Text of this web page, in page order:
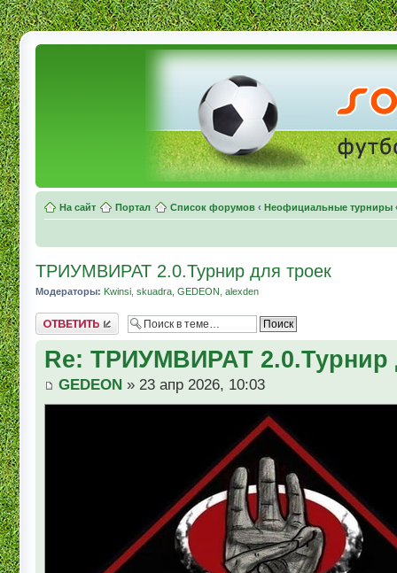
На сайт Портал Список форумов ‹ Неофициальные турниры
ТРИУМВИРАТ 2.0.Турнир для троек
Модераторы: Kwinsi skuadra GEDEON alexden
Комментировать
Re: ТРИУМВИРАТ 2.0.Турнир
GEDEON » 23 апр 2026, 10:03